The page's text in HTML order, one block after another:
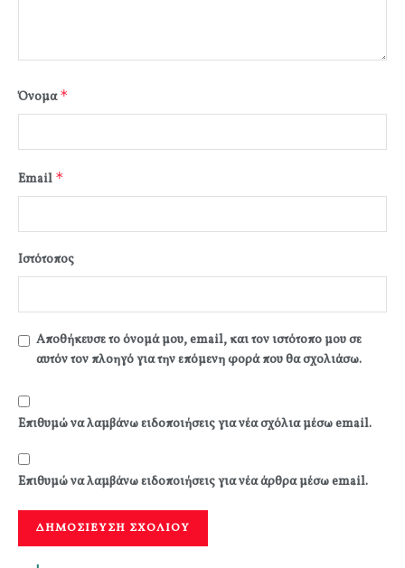
Όνομα*
Email *
Ιστότοπος
Αποθήκευσε το όνομά μου, email, και τον ιστότοπο μου σε
αυτόν τον πλοηγό για την επόμενη φορά που θα σχολιάσω.
Επιθυμώ να λαμβάνω ειδοποιήσεις για νέα σχόλια μέσω email.
Επιθυμώ να λαμβάνω ειδοποιήσεις για νέα άρθρα μέσω email.